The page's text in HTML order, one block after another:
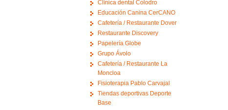
Clínica dental Colodro
Educación Canina CerCANO
Cafetería / Restaurante Dover
Restaurante Discovery
Papelería Globe
Grupo Ávolo
Cafetería / Restaurante La
Moncloa
Fisioterapia Pablo Carvajal
Tiendas deportivas Deporte
Base